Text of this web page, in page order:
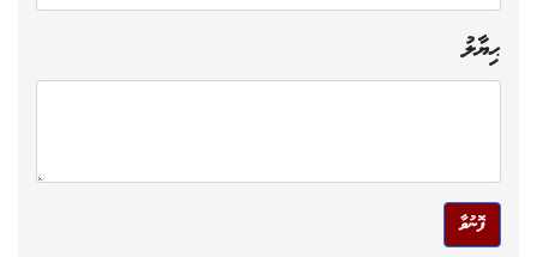
ޙިޔާލު
ފޮނުވާ